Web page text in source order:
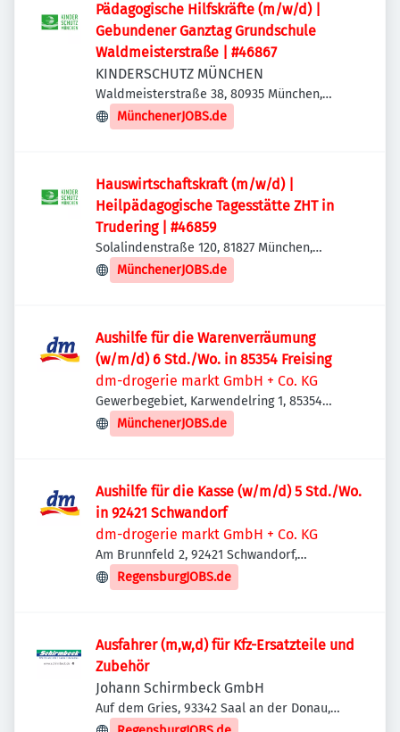
Pädagogische Hilfskräfte (m/w/d) |
Gebundener Ganztag Grundschule
Waldmeisterstraße | #46867
KINDERSCHUTZ MÜNCHEN
Waldmeisterstraße 38, 80935 München,
Deutschland
MünchenerJOBS.de
Hauswirtschaftskraft (m/w/d) |
Heilpädagogische Tagesstätte ZHT in
Trudering | #46859
Solalindenstraße 120, 81827 München,
Deutschland
MünchenerJOBS.de
Aushilfe für die Warenverräumung
(w/m/d) 6 Std./Wo. in 85354 Freising
dm-drogerie markt GmbH + Co. KG
Gewerbegebiet, Karwendelring 1, 85354
Freising, Deutschland
MünchenerJOBS.de
Aushilfe für die Kasse (w/m/d) 5 Std./Wo.
in 92421 Schwandorf
dm-drogerie markt GmbH + Co. KG
Am Brunnfeld 2, 92421 Schwandorf,
Deutschland
RegensburgJOBS.de
Ausfahrer (m,w,d) für Kfz-Ersatzteile und
Zubehör
Johann Schirmbeck GmbH
Auf dem Gries, 93342 Saal an der Donau,
Deutschland